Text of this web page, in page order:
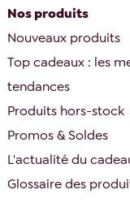
Nos produits
Nouveaux produits
Top cadeaux : les
tendances
Produits hors-stock
Promos & Soldes
L'actualité du
Glossaire des